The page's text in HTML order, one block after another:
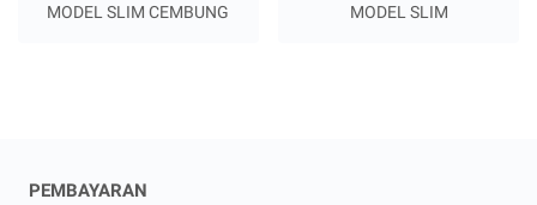
MODEL SLIM CEMBUNG
MODEL SLIM
PEMBAYARAN